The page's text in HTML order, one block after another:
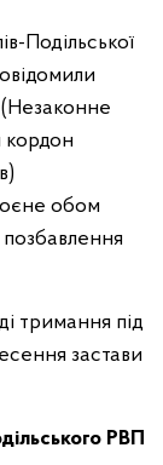
Подільської
(Незаконне
кордон
обом
тримання під
застави
РВП